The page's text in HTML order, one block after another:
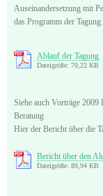
Auseinandersetzung mit
das Programm der Tagung.
Ablauf der Tagung
Dateigröße: 70,22 KB
Siehe auch Vorträge 2009
Beratung
Hier der Bericht über die
Bericht über den
Dateigröße: 89,94 KB